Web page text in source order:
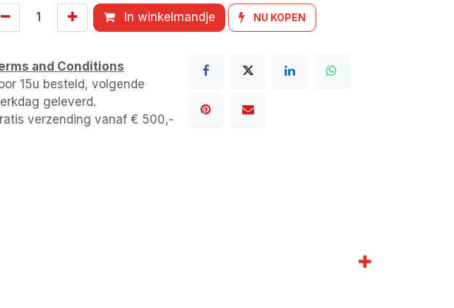
In winkelmandje NU KOPEN
and Conditions
15u besteld, volgende
geleverd.
verzending vanaf € 500,-